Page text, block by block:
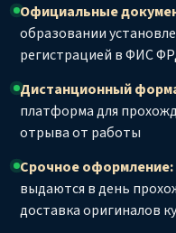
Официальные
образовании
регистрацией в ФИС
Дистанционный
платформа для
отрыва от работы
Срочное оформление:
выдаются в день
доставка оригиналов